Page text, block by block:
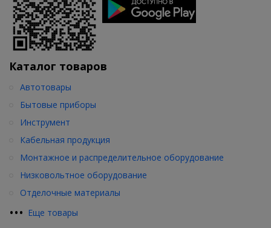
Каталог товаров
••• Еще товары
Автотовары
Бытовые приборы
Инструмент
Кабельная продукция
Монтажное и распределительное оборудование
Низковольтное оборудование
Отделочные материалы